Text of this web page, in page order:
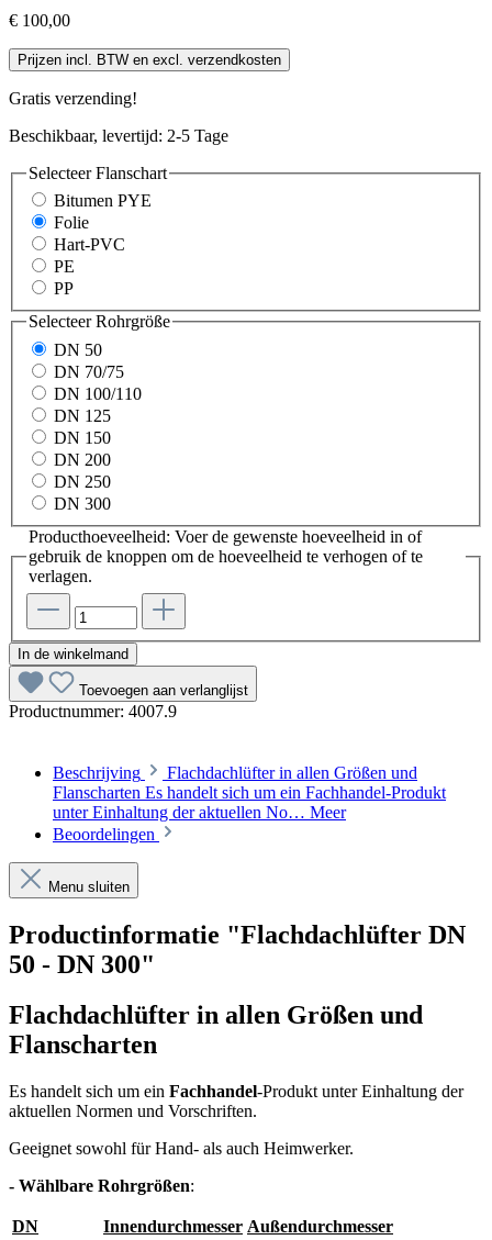
€ 100,00
Prijzen incl. BTW en excl. verzendkosten
Gratis verzending!
Beschikbaar, levertijd: 2-5 Tage
SelecteerFlanschart
Bitumen PYE
Folie
Hart-PVC
PE
PP
SelecteerRohrgröße
DN 50
DN 70/75
DN 100/110
DN 125
DN 150
DN 200
DN 250
DN 300
Producthoeveelheid: Voer de gewenste hoeveelheid in of
gebruik de knoppen om de hoeveelheid te verhogen of te
verlagen.
In de winkelmand
Toevoegen aan verlanglijst
Productnummer: 4007.9
Beschrijving
Flachdachlüfter in allen Größen und
Flanscharten Es handelt sich um ein Fachhandel-Produkt
unter Einhaltung der aktuellen No… Meer
Beoordelingen
Menu sluiten
Productinformatie "Flachdachlüfter DN
50 - DN 300"
Flachdachlüfter in allen Größen und
Flanscharten
Es handelt sich um ein Fachhandel-Produkt unter Einhaltung der
aktuellen Normen und Vorschriften.
Geeignet sowohl für Hand- als auch Heimwerker.
- Wählbare Rohrgrößen:
DN Innendurchmesser Außendurchmesser